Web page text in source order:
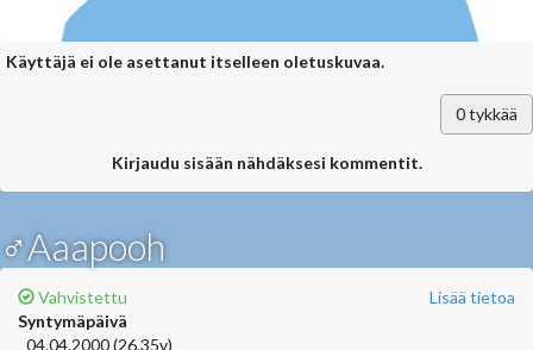
Käyttäjä ei ole asettanut itselleen oletuskuvaa.
0tykkää
Kirjaudu sisään nähdäksesi kommentit.
♂Aaapooh
Lisää tietoa
Vahvistettu
Syntymäpäivä
04.04.2000 (26,35v)